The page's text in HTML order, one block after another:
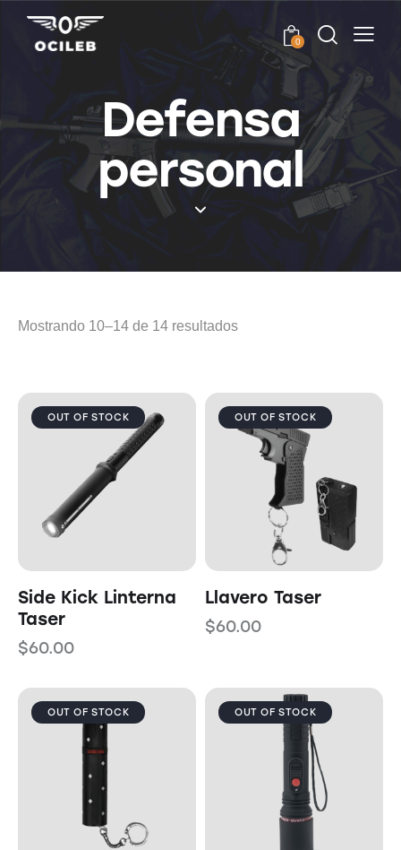
0
Defensa
personal
Mostrando 10–14 de 14 resultados
OUT OF STOCK
Side Kick Linterna
Taser
$60.00
OUT OF STOCK
Llavero Taser
$60.00
OUT OF STOCK OUT OF STOCK